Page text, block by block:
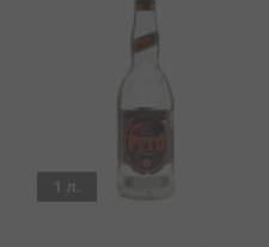
1 л.